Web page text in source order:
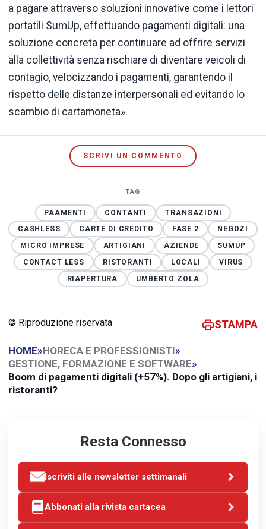
a pagare attraverso soluzioni innovative come i lettori
portatili SumUp, effettuando pagamenti digitali: una
soluzione concreta per continuare ad offrire servizi
alla collettività senza rischiare di diventare veicoli di
contagio, velocizzando i pagamenti, garantendo il
rispetto delle distanze interpersonali ed evitando lo
scambio di cartamoneta».
SCRIVI UN COMMENTO
TAG
PAAMENTI CONTANTI
TRANSAZIONI
CASHLESS
CARTE DI CREDITO FASE 2
NEGOZI
MICRO IMPRESE
ARTIGIANI AZIENDE
SUMUP
CONTACT LESS
RISTORANTI LOCALI
VIRUS
RIAPERTURA
UMBERTO ZOLA
© Riproduzione riservata STAMPA
HOME»HORECA E PROFESSIONISTI»
GESTIONE, FORMAZIONE E SOFTWARE»
Boom di pagamenti digitali (+57%). Dopo gli artigiani, i
ristoranti?
Resta Connesso
Iscriviti alle newsletter settimanali
Abbonati alla rivista cartacea